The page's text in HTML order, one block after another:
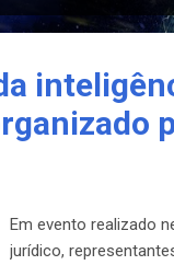
Em evento realizado
jurídico,